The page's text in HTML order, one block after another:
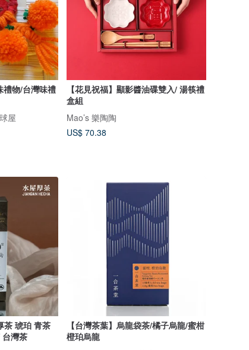
禮物/台灣味禮
屋
【花見祝福】顯影醬油碟雙入/ 湯筷禮
盒組
Mao’s 樂陶陶
US$ 70.38
茶 琥珀 青茶
灣茶
【台灣茶葉】烏龍袋茶/橘子烏龍/蜜柑
橙珀烏龍